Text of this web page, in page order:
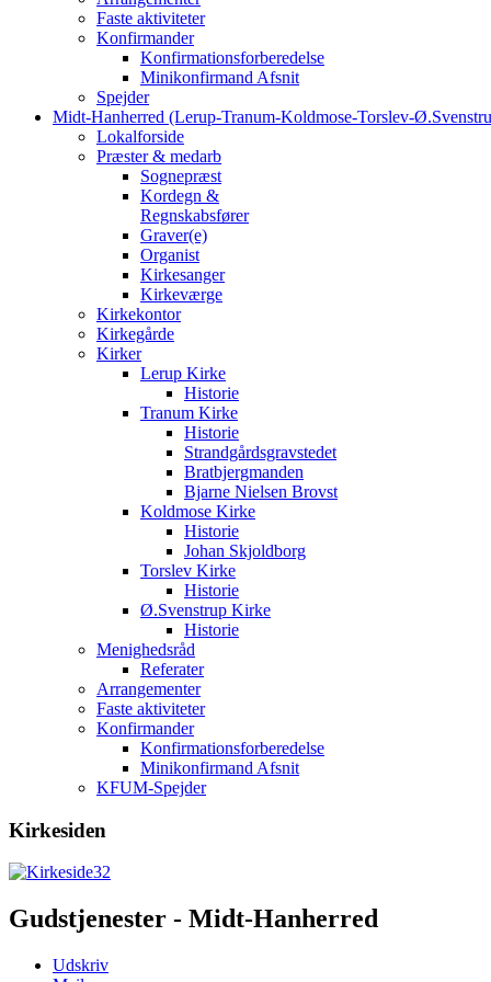
Faste aktiviteter
Konfirmander
Konfirmationsforberedelse
Minikonfirmand Afsnit
Spejder
Midt-Hanherred (Lerup-Tranum-Koldmose-Torslev-
Lokalforside
Præster & medarb
Sognepræst
Kordegn &
Regnskabsfører
Graver(e)
Organist
Kirkesanger
Kirkeværge
Kirkekontor
Kirkegårde
Kirker
Lerup Kirke
Historie
Tranum Kirke
Historie
Strandgårdsgravstedet
Bratbjergmanden
Bjarne Nielsen Brovst
Koldmose Kirke
Historie
Johan Skjoldborg
Torslev Kirke
Historie
Ø.Svenstrup Kirke
Historie
Menighedsråd
Referater
Arrangementer
Faste aktiviteter
Konfirmander
Konfirmationsforberedelse
Minikonfirmand Afsnit
KFUM-Spejder
Kirkesiden
Gudstjenester - Midt-Hanherred
Udskriv